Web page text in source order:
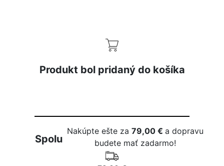
Produkt bol pridaný do košíka
Spolu
Nakúpte ešte za79,00 €a dopravu
budete mať zadarmo!